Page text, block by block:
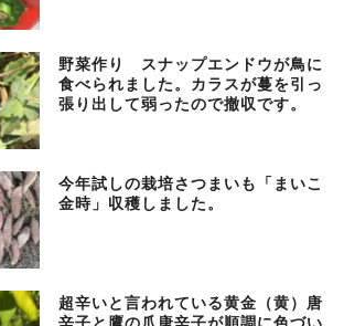
野菜作り スナップエンドウが鳥に
食べられました。カラスが蔓を引っ
張り出して弱ったので撤収です。
今年試しの栽培さつまいも「まいこ
金時」収穫しました。
超辛いと言われている黄金（黄）唐